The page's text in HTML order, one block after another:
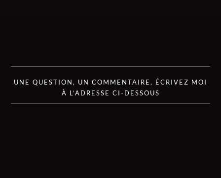
UNE QUESTION, UN COMMENTAIRE, ÉCRIVEZ MOI
À L’ADRESSE CI-DESSOUS